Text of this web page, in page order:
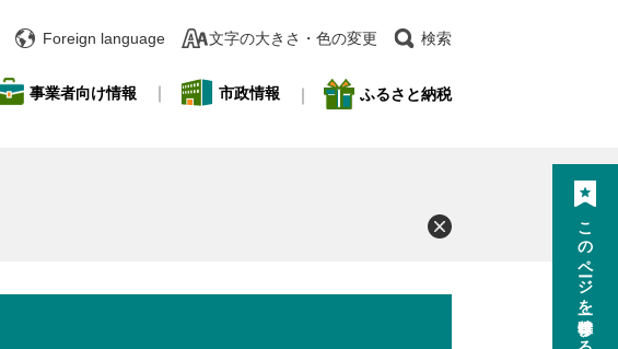
Foreign language 文字の大きさ・色の変更 検索
事業者向け情報 市政情報 ふるさと納税
このページを一時保存する